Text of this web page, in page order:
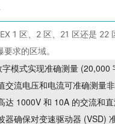
1 区、2 区、21 区还是
求的区域。
模式实现准确测量 (20,000
交流电压和电流可准确测量
达 1000V 和 10A 的交流和
器确保对变速驱动器 (VSD)